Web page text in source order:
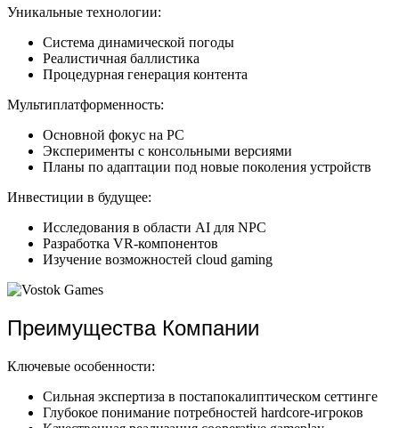
Уникальные технологии:
Система динамической погоды
Реалистичная баллистика
Процедурная генерация контента
Мультиплатформенность:
Основной фокус на PC
Эксперименты с консольными версиями
Планы по адаптации под новые поколения устройств
Инвестиции в будущее:
Исследования в области AI для NPC
Разработка VR-компонентов
Изучение возможностей cloud gaming
Преимущества Компании
Ключевые особенности:
Сильная экспертиза в постапокалиптическом сеттинге
Глубокое понимание потребностей hardcore-игроков